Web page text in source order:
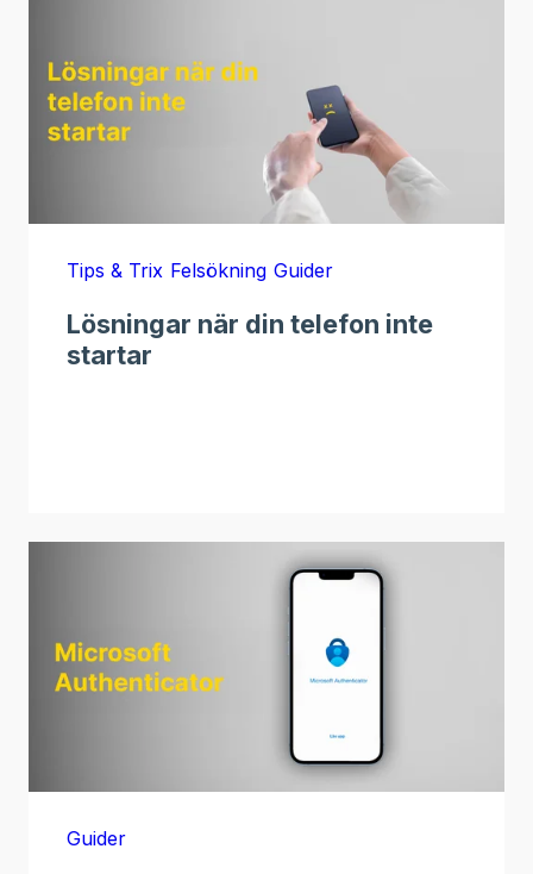
Tips & Trix Felsökning Guider
Lösningar när din telefon inte
startar
Guider